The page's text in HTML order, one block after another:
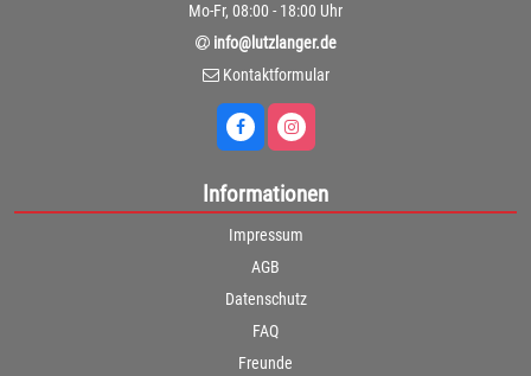
Mo-Fr, 08:00 - 18:00 Uhr
info@lutzlanger.de
Kontaktformular
Informationen
Impressum
AGB
Datenschutz
FAQ
Freunde